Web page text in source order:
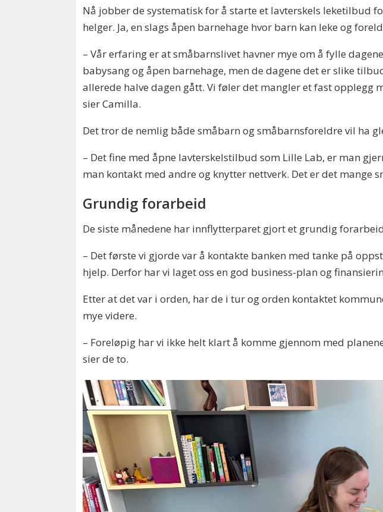
Nå jobber de systematisk for å starte et lavterskels leketilbud
helger. Ja, en slags åpen barnehage hvor barn kan leke og
– Vår erfaring er at småbarnslivet havner mye om å fylle
babysang og åpen barnehage, men de dagene det er slike
allerede halve dagen gått. Vi føler det mangler et fast opplegg
sier Camilla.
Det tror de nemlig både småbarn og småbarnsforeldre vil ha
– Det fine med åpne lavterskelstilbud som Lille Lab, er man
man kontakt med andre og knytter nettverk. Det er det mange
Grundig forarbeid
De siste månedene har innflytterparet gjort et grundig
– Det første vi gjorde var å kontakte banken med tanke på
hjelp. Derfor har vi laget oss en god business-plan og
Etter at det var i orden, har de i tur og orden kontaktet
mye videre.
– Foreløpig har vi ikke helt klart å komme gjennom med
sier de to.